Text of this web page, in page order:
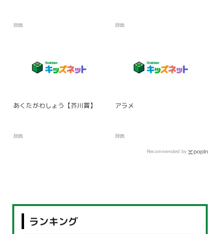
辞典 辞典
あくたがわしょう【芥川賞】
辞典
アラメ
辞典
Recommended by
ランキング